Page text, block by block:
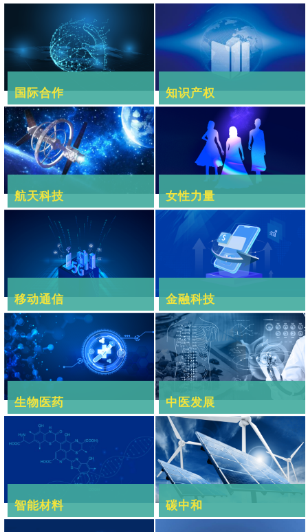
国际合作 知识产权
航天科技 女性力量
移动通信 金融科技
生物医药 中医发展
智能材料 碳中和